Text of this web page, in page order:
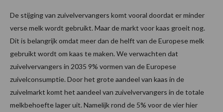
De stijging van zuivelvervangers komt vooral doordat er minder
verse melk wordt gebruikt. Maar de markt voor kaas groeit nog.
Dit is belangrijk omdat meer dan de helft van de Europese melk
gebruikt wordt om kaas te maken. We verwachten dat
zuivelvervangers in 2035 9% vormen van de Europese
zuivelconsumptie. Door het grote aandeel van kaas in de
zuivelmarkt komt het aandeel van zuivelvervangers in de totale
melkbehoefte lager uit. Namelijk rond de 5% voor de vier hier